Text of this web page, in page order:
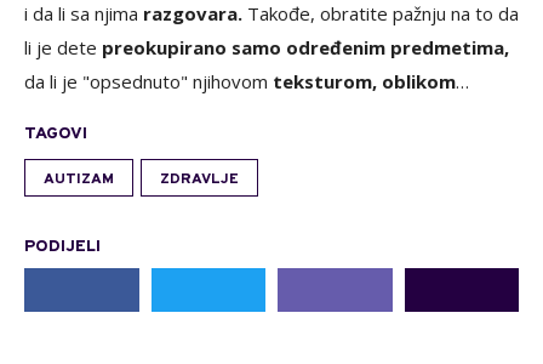
i da li sa njima razgovara. Takođe, obratite pažnju na to da
li je dete preokupirano samo određenim predmetima,
da li je "opsednuto" njihovom teksturom, oblikom…
TAGOVI
AUTIZAM ZDRAVLJE
PODIJELI